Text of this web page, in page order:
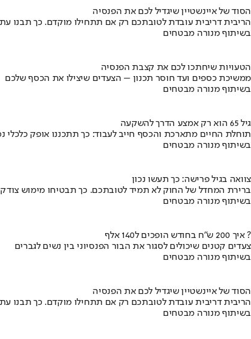
הסוד של איינשטיין שיגדיל לכם את הפנסיה
הריבית דריבית עובדת לטובתכם רק אם תתחילו מוקדם. כך תבנו
בשיתוף מנורה מבטחים
הטעויות שיחתכו לכם את קצבת הפנסיה
ממשיכת כספים ועד חוסר תכנון – הצעדים שיצילו את הכסף שלכם
בשיתוף מנורה מבטחים
גיל 65 הוא רק אמצע הדרך להשקעה
תוחלת החיים מתארכת והכסף חייב לעבוד: כך תתכננו אופק כלכלי
בשיתוף מנורה מבטחים
צוואה בגיל פרישה: כך תעשו נכון
ברירת המחדל של החוק לא תמיד לטובתכם. כך תבטיחו מימוש
בשיתוף מנורה מבטחים
איך 200 ש"ח בחודש הופכים ל140 אלף ?
צעדים קטנים שיכולים לסגור את הבור הפנסיוני בין נשים לגברים
בשיתוף מנורה מבטחים
הסוד של איינשטיין שיגדיל לכם את הפנסיה
הריבית דריבית עובדת לטובתכם רק אם תתחילו מוקדם. כך תבנו
בשיתוף מנורה מבטחים